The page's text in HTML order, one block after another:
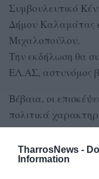
TharrosNews -
Information
Συμβουλευτικό
Δήμου Καλαμάτας
Μιχαλοπούλου.
Την εκδήλωση θα
ΕΛ.ΑΣ, αστυνόμος
Βέβαια, οι
πολιτικά
διαγραφή του
από τη Ν.Δ.